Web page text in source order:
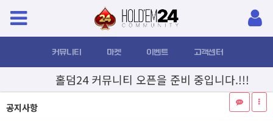
커뮤니티 마켓 이벤트 고객센터
홀덤24 커뮤니티 오픈을 준비 중입니다.!!!
공지사항